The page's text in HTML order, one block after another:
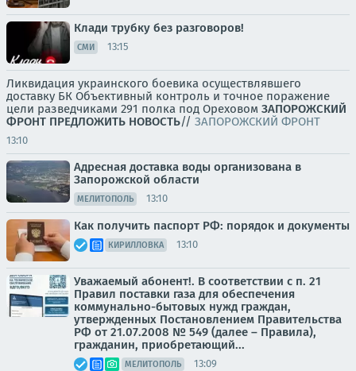
Клади трубку без разговоров!
СМИ 13:15
Ликвидация украинского боевика осуществлявшего
доставку БК Объективный контроль и точное поражение
цели разведчиками 291 полка под Ореховом ЗАПОРОЖСКИЙ
ФРОНТ ПРЕДЛОЖИТЬ НОВОСТЬ// ЗАПОРОЖСКИЙ ФРОНТ
13:10
Адресная доставка воды организована в
Запорожской области
МЕЛИТОПОЛЬ 13:10
Как получить паспорт РФ: порядок и документы
КИРИЛЛОВКА 13:10
Уважаемый абонент!. В соответствии с п. 21
Правил поставки газа для обеспечения
коммунально-бытовых нужд граждан,
утвержденных Постановлением Правительства
РФ от 21.07.2008 № 549 (далее – Правила),
гражданин, приобретающий...
МЕЛИТОПОЛЬ 13:09